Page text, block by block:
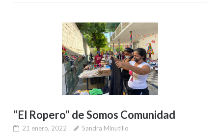
“El Ropero” de Somos Comunidad
21 enero, 2022
Sandra Minutillo